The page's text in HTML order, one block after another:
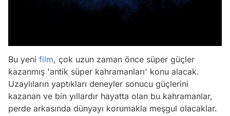
Bu yeni film, çok uzun zaman önce süper güçler
kazanmış 'antik süper kahramanları' konu alacak.
Uzaylıların yaptıkları deneyler sonucu güçlerini
kazanan ve bin yıllardır hayatta olan bu kahramanlar,
perde arkasında dünyayı korumakla meşgul olacaklar.